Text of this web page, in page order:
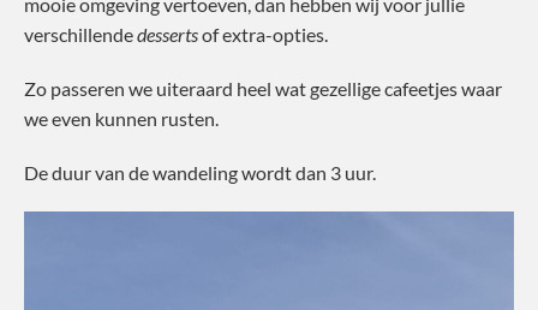
verschillendedessertsof extra-opties.
Zo passeren we uiteraard heel wat gezellige cafeetjes waar
we even kunnen rusten.
De duur van de wandeling wordt dan 3 uur.